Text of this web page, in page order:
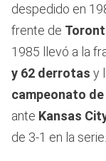
despedido en
frente de
1985 llevó a la
y 62 derrotas y
campeonato
ante Kansas
de 3-1 en la serie.